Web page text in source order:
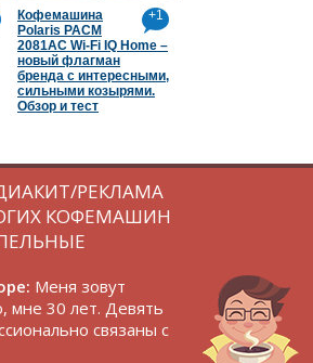
+1
Кофемашина
Polaris PACM
2081AC Wi-Fi IQ Home –
новый флагман
бренда с интересными,
сильными козырями.
Обзор и тест
РЕКЛАМА
КОФЕМАШИН
Меня зовут
мне 30 лет. Девять
связаны с